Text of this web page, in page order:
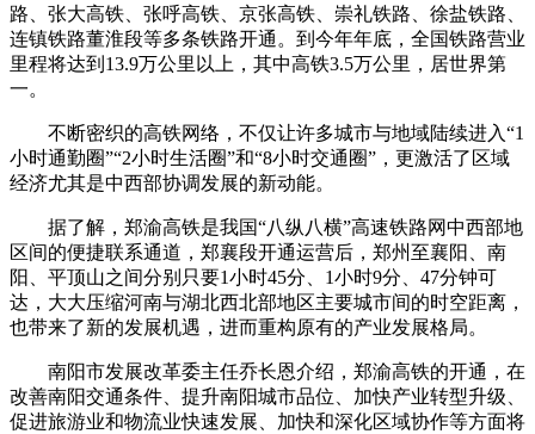
路、张大高铁、张呼高铁、京张高铁、崇礼铁路、徐盐铁路、
连镇铁路董淮段等多条铁路开通。到今年年底，全国铁路营业
里程将达到13.9万公里以上，其中高铁3.5万公里，居世界第
一。
不断密织的高铁网络，不仅让许多城市与地域陆续进入“1
小时通勤圈”“2小时生活圈”和“8小时交通圈”，更激活了区域
经济尤其是中西部协调发展的新动能。
据了解，郑渝高铁是我国“八纵八横”高速铁路网中西部地
区间的便捷联系通道，郑襄段开通运营后，郑州至襄阳、南
阳、平顶山之间分别只要1小时45分、1小时9分、47分钟可
达，大大压缩河南与湖北西北部地区主要城市间的时空距离，
也带来了新的发展机遇，进而重构原有的产业发展格局。
南阳市发展改革委主任乔长恩介绍，郑渝高铁的开通，在
改善南阳交通条件、提升南阳城市品位、加快产业转型升级、
促进旅游业和物流业快速发展、加快和深化区域协作等方面将